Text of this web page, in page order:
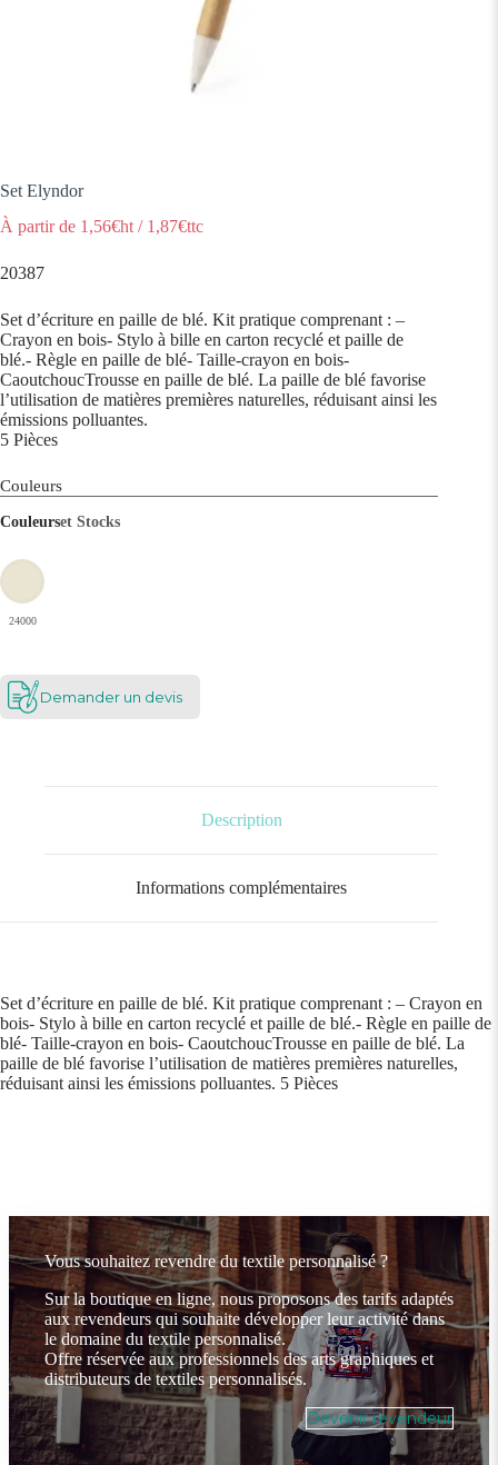
Set Elyndor
À partir de 1,56€ht/ 1,87€ttc
20387
Set d’écriture en paille de blé. Kit pratique comprenant : –
Crayon en bois- Stylo à bille en carton recyclé et paille de
blé.- Règle en paille de blé- Taille-crayon en bois-
CaoutchoucTrousse en paille de blé. La paille de blé favorise
l’utilisation de matières premières naturelles, réduisant ainsi les
émissions polluantes.
5 Pièces
Couleurs
Couleurset Stocks
24000
Demander un devis
Description
Informations complémentaires
Set d’écriture en paille de blé. Kit pratique comprenant : – Crayon en
bois- Stylo à bille en carton recyclé et paille de blé.- Règle en paille de
blé- Taille-crayon en bois- CaoutchoucTrousse en paille de blé. La
paille de blé favorise l’utilisation de matières premières naturelles,
réduisant ainsi les émissions polluantes. 5 Pièces
Vous souhaitez revendre du textile personnalisé ?
Sur la boutique en ligne, nous proposons des tarifs adaptés
aux revendeurs qui souhaite développer leur activité dans
le domaine du textile personnalisé.
Offre réservée aux professionnels des arts graphiques et
distributeurs de textiles personnalisés.
Devenir revendeur